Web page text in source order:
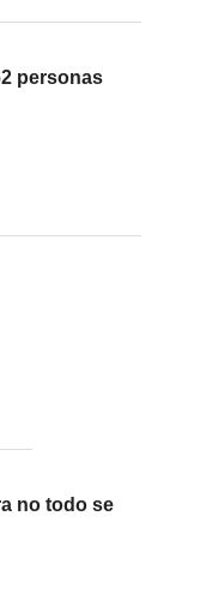
personas
no todo se